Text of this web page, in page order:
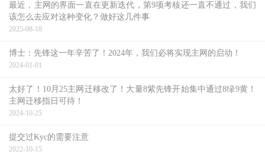
最近，主网的界面一直在更新迭代，第9项考核还一直不通过，我们
该怎么去应对这种变化？做好这几件事
2025-08-18
博士：先锋这一年辛苦了！2024年，我们必将实现主网的启动！
2024-01-01
太好了！10月25主网迁移改了！大量8紫先锋开始集中通过8绿9黄！
主网迁移指日可待！
2024-10-25
提交过Kyc的需要注意
2022-10-15